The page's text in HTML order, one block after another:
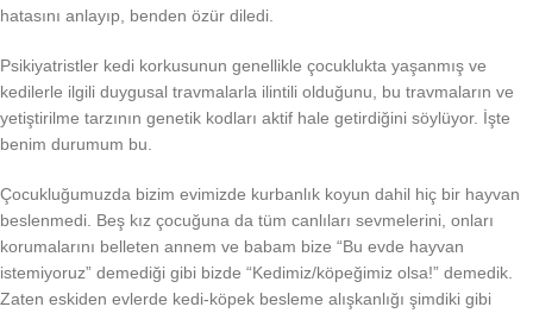
hatasını anlayıp, benden özür diledi.
Psikiyatristler kedi korkusunun genellikle çocuklukta yaşanmış ve
kedilerle ilgili duygusal travmalarla ilintili olduğunu, bu travmaların ve
yetiştirilme tarzının genetik kodları aktif hale getirdiğini söylüyor. İşte
benim durumum bu.
Çocukluğumuzda bizim evimizde kurbanlık koyun dahil hiç bir hayvan
beslenmedi. Beş kız çocuğuna da tüm canlıları sevmelerini, onları
korumalarını belleten annem ve babam bize “Bu evde hayvan
istemiyoruz” demediği gibi bizde “Kedimiz/köpeğimiz olsa!” demedik.
Zaten eskiden evlerde kedi-köpek besleme alışkanlığı şimdiki gibi